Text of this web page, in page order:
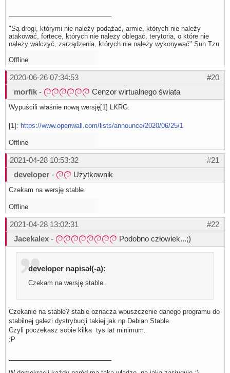
"Są drogi, którymi nie należy podążać, armie, których nie należy
atakować, fortece, których nie należy oblegać, terytoria, o które nie
należy walczyć, zarządzenia, których nie należy wykonywać" Sun Tzu
Offline
#20
2020-06-26 07:34:53
morfik - Cenzor wirtualnego świata
Wypuścili właśnie nową wersję[1] LKRG.
[1]: https://www.openwall.com/lists/announce/2020/06/25/1
Offline
#21
2021-04-28 10:53:32
developer - Użytkownik
Czekam na wersję stable.
Offline
#22
2021-04-28 13:02:31
Jacekalex - Podobno człowiek...;)
developer napisał(-a):
Czekam na wersję stable.
Czekanie na stable? stable oznacza wpuszczenie danego programu do
stabilnej gałezi dystrybucji takiej jak np Debian Stable.
Czyli poczekasz sobie kilka tys lat minimum.
:P